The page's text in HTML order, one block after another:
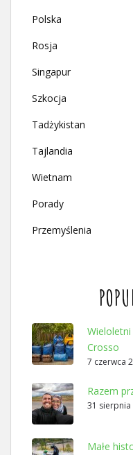
Polska
Rosja
Singapur
Szkocja
Tadżykistan
Tajlandia
Wietnam
Porady
Przemyślenia
Crosso
7 czerwca
Razem
31 sierpnia
Małe